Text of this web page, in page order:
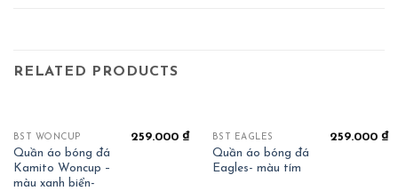
RELATED PRODUCTS
BST WONCUP
Quần áo bóng đá
Kamito Woncup –
màu xanh biển-
259.000₫ BST EAGLES
Quần áo bóng đá
Eagles- màu tím
259.000₫